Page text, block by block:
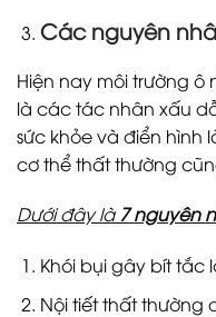
Các nguyên
Hiện nay môi trường ô
là các tác nhân xấu
sức khỏe và điển hình
cơ thể thất thường
Dưới đây là7 nguyên
Khói bụi gây bít tắc
Nội tiết thất thường